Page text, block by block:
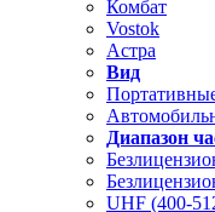
Комбат
Vostok
Астра
Вид
Диапазон
UHF (400-